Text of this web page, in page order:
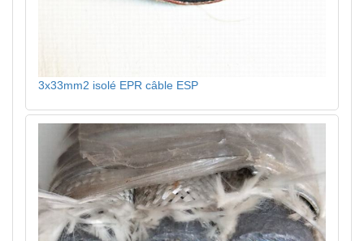
3x33mm2 isolé EPR câble ESP